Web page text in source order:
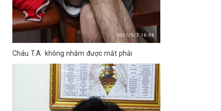
Cháu T.A không nhắm được mắt phải